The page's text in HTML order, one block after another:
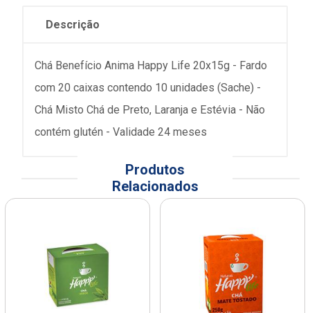
Descrição
Chá Benefício Anima Happy Life 20x15g - Fardo
com 20 caixas contendo 10 unidades (Sache) -
Chá Misto Chá de Preto, Laranja e Estévia - Não
contém glutén - Validade 24 meses
Produtos
Relacionados